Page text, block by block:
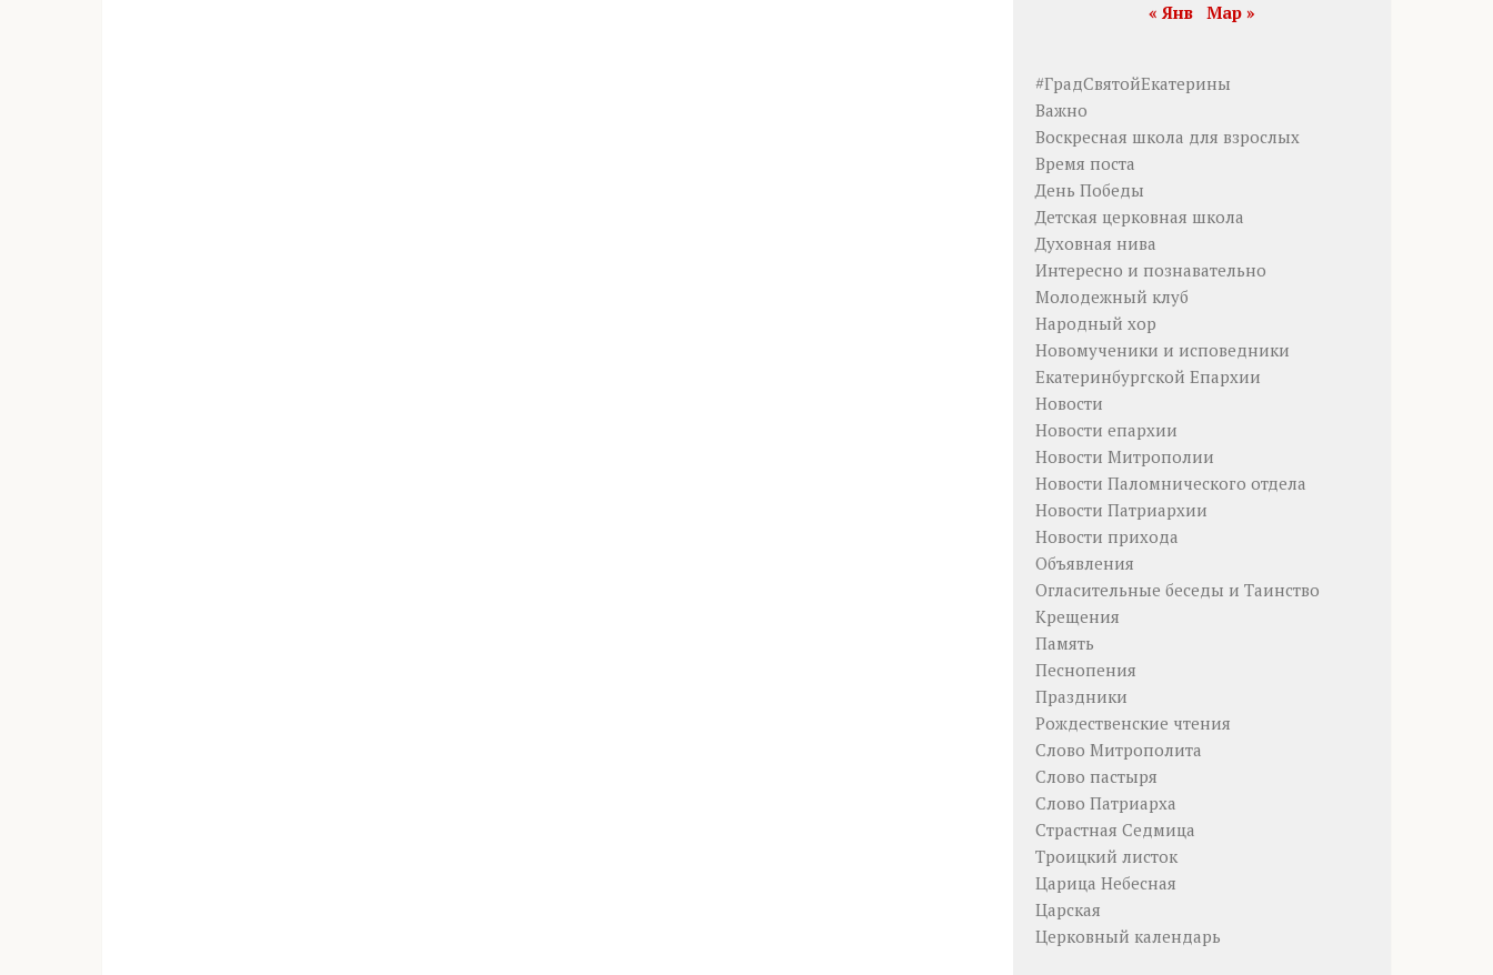
« Янв Мар »
#ГрадСвятойЕкатерины
Важно
Воскресная школа для взрослых
Время поста
День Победы
Детская церковная школа
Духовная нива
Интересно и познавательно
Молодежный клуб
Народный хор
Новомученики и исповедники
Екатеринбургской Епархии
Новости
Новости епархии
Новости Митрополии
Новости Паломнического отдела
Новости Патриархии
Новости прихода
Объявления
Огласительные беседы и Таинство
Крещения
Память
Песнопения
Праздники
Рождественские чтения
Слово Митрополита
Слово пастыря
Слово Патриарха
Страстная Седмица
Троицкий листок
Царица Небесная
Царская
Церковный календарь